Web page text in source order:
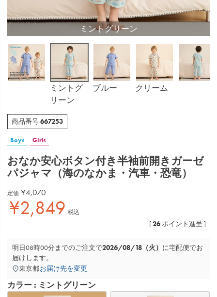
ミントグリーン
ミントグ
リーン
ブルー クリーム
商品番号667253
Boys Girls
おなか安心ボタン付き半袖前開きガーゼ
パジャマ（海のなかま・汽車・恐竜）
定価 ¥4,070
¥2,849 税込
[26ポイント進呈 ]
明日08時00分までのご注文で2026/08/18（火） に宅配便でお
届けします。
東京都お届け先を変更
カラー ミントグリーン